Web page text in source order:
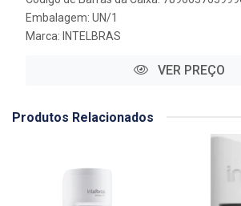
Embalagem: UN/1
Marca: INTELBRAS
VER PREÇO
Produtos Relacionados